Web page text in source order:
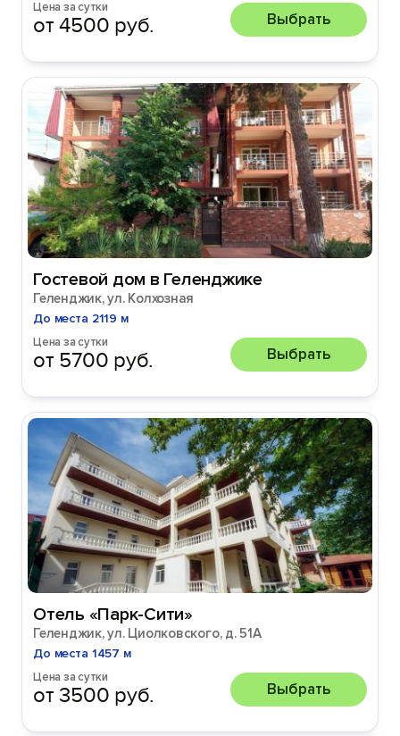
Цена за сутки
от 4500 руб. Выбрать
Гостевой дом в Геленджике
Геленджик, ул. Колхозная
До места 2119 м
Цена за сутки
от 5700 руб. Выбрать
Отель «Парк-Сити»
Геленджик, ул. Циолковского, д. 51А
До места 1457 м
Цена за сутки
от 3500 руб. Выбрать